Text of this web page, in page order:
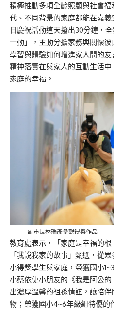
積極推動多項全齡照顧與社會福
代、不同背景的家庭都能在嘉義
日慶祝活動這天撥出30分鐘，
一動」，主動分擔家務與關懷彼
學習與體驗如何增進家人間的
精神落實在與家人的互動生活中
家庭的幸福 。
副市長林瑞彥參觀得獎作品
教育處表示，
「家庭是幸福的
「我說我家的故事」甄選，從
小得獎學生與家庭，榮獲國小1~3
小蔡依倢小朋友的 《我是阿公
出濃厚溫馨的祖孫情誼，讓陪
物；榮獲國小4~6年級組特優的